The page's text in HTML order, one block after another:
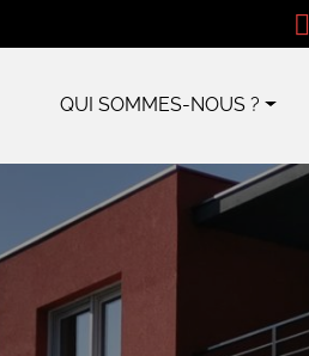
QUI SOMMES-NOUS ?